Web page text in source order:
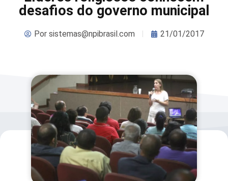
desafios do governo municipal
Porsistemas@npibrasil.com 21/01/2017